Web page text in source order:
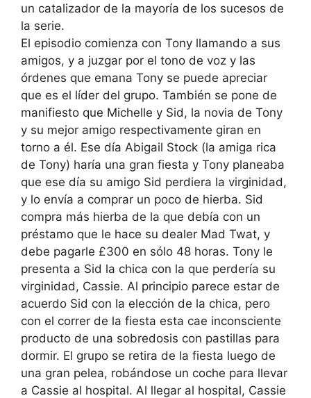
un catalizador de la mayoría de los sucesos de
la serie.
El episodio comienza con Tony llamando a sus
amigos, y a juzgar por el tono de voz y las
órdenes que emana Tony se puede apreciar
que es el líder del grupo. También se pone de
manifiesto que Michelle y Sid, la novia de Tony
y su mejor amigo respectivamente giran en
torno a él. Ese día Abigail Stock (la amiga rica
de Tony) haría una gran fiesta y Tony planeaba
que ese día su amigo Sid perdiera la virginidad,
y lo envía a comprar un poco de hierba. Sid
compra más hierba de la que debía con un
préstamo que le hace su dealer Mad Twat, y
debe pagarle £300 en sólo 48 horas. Tony le
presenta a Sid la chica con la que perdería su
virginidad, Cassie. Al principio parece estar de
acuerdo Sid con la elección de la chica, pero
con el correr de la fiesta esta cae inconsciente
producto de una sobredosis con pastillas para
dormir. El grupo se retira de la fiesta luego de
una gran pelea, robándose un coche para llevar
a Cassie al hospital. Al llegar al hospital, Cassie